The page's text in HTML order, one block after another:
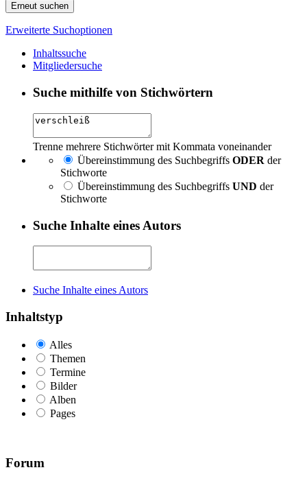
Erneut suchen
Erweiterte Suchoptionen
Inhaltssuche
Mitgliedersuche
Suche mithilfe von Stichwörtern
Trenne mehrere Stichwörter mit Kommata voneinander
Übereinstimmung des Suchbegriffs ODER der
Stichworte
Übereinstimmung des Suchbegriffs UND der
Stichworte
Suche Inhalte eines Autors
Suche Inhalte eines Autors
Inhaltstyp
Alles
Themen
Termine
Bilder
Alben
Pages
Forum